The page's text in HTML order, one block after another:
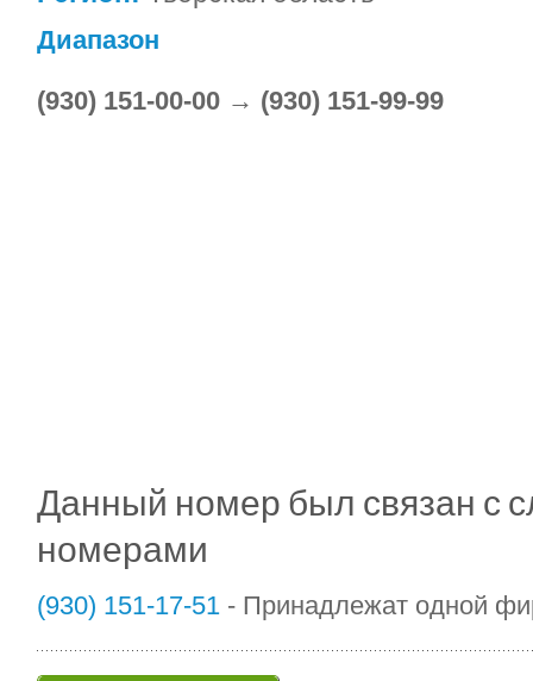
Диапазон
(930) 151-00-00 → (930) 151-99-99
Данный номер был связан с
номерами
(930) 151-17-51 - Принадлежат одной